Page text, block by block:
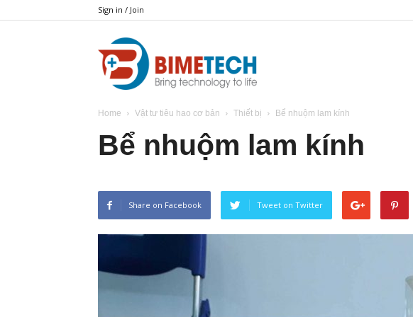
Sign in / Join
Home Vật tư tiêu hao cơ bản Thiết bị Bể nhuộm lam kính
Bể nhuộm lam kính
Share on Facebook Tweet on Twitter